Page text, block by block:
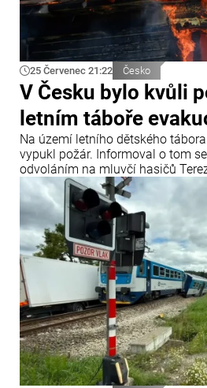
25 Červenec 21:22 Česko
V Česku bylo kvůli
letním táboře
Na území letního dětského
vypukl požár. Informoval o tom
odvoláním na mluvčí hasičů
Fliegerovou.